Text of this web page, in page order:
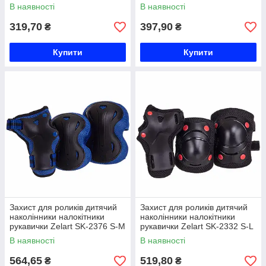
SK-3451
В наявності
319,70 ₴
Купити
SK-2378
В наявності
397,90 ₴
Купити
Захист для роликів дитячий
наколінники налокітники
рукавички Zelart SK-2376 S-M
кольори в асортименті Код
SK-2376
В наявності
564,65 ₴
Захист для роликів дитячий
наколінники налокітники
рукавички Zelart SK-2332 S-L
кольори в асортименті Код
SK-2332
В наявності
519,80 ₴